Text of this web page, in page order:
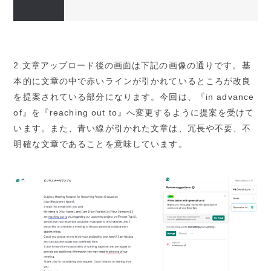
2.文章アップロード後の画面は下記の画像の通りです。基
本的に文章の中で赤いラインが引かれているところが改良
を提案されている部分になります。今回は、『in advance
of』を『reaching out to』へ変更するように提案を受けて
います。また、青い線が引かれた文章は、冗長や不要、不
明確な文章であることを意味しています。